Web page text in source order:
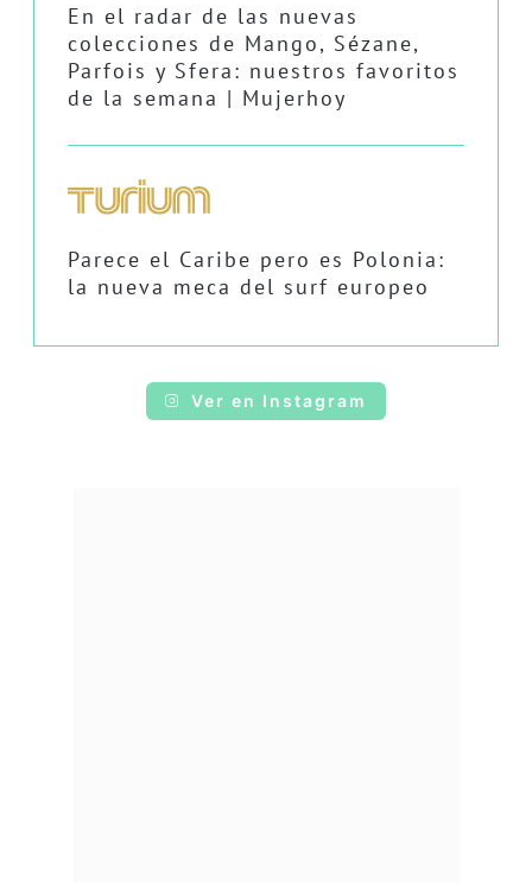
En el radar de las nuevas
colecciones de Mango, Sézane,
Parfois y Sfera: nuestros favoritos
de la semana | Mujerhoy
Parece el Caribe pero es Polonia:
la nueva meca del surf europeo
Ver en Instagram